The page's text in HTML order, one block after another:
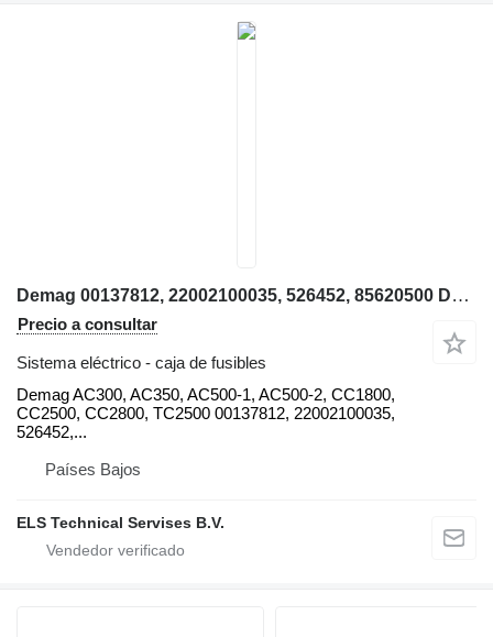
Demag 00137812, 22002100035, 526452, 85620500 Demag caja de fusibles para Demag AC300, AC350, AC500-1, AC500-2, CC1800, CC2500, CC2800, TC2500 grúa móvil
Precio a consultar
Sistema eléctrico - caja de fusibles
Demag AC300, AC350, AC500-1, AC500-2, CC1800,
CC2500, CC2800, TC2500 00137812, 22002100035,
526452,...
Países Bajos
ELS Technical Servises B.V.